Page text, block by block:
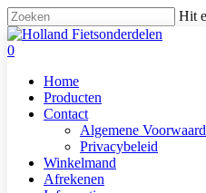
Skip
to
main
Hit
Close
Search
search
0
Home
Producten
Contact
Algemene
Privacybeleid
Winkelmand
Afrekenen